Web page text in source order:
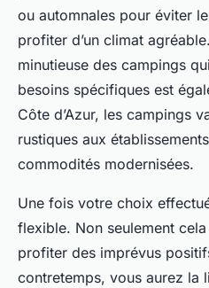
ou automnales pour éviter
profiter d’un climat
minutieuse des campings
besoins spécifiques est
Côte d’Azur, les campings
rustiques aux
commodités modernisées.
Une fois votre choix
flexible. Non seulement
profiter des imprévus
contretemps, vous aurez la